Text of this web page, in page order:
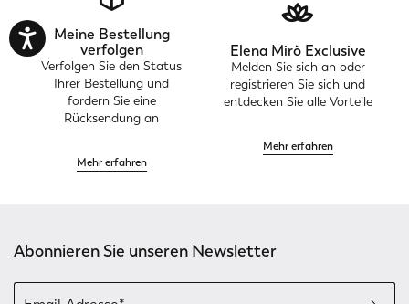
Meine Bestellung
verfolgen
Verfolgen Sie den Status
Ihrer Bestellung und
fordern Sie eine
Rücksendung an
Mehr erfahren
Elena Mirò Exclusive
Melden Sie sich an oder
registrieren Sie sich und
entdecken Sie alle Vorteile
Mehr erfahren
Abonnieren Sie unseren Newsletter